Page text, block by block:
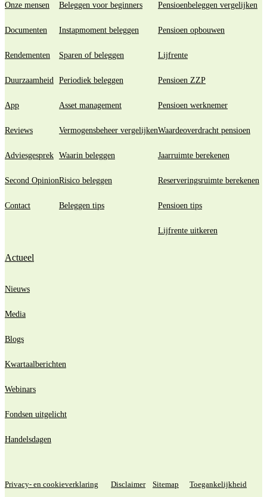
Onze mensen
Documenten
Rendementen
Duurzaamheid
App
Reviews
Adviesgesprek
Second Opinion
Contact
Beleggen voor beginners
Instapmoment beleggen
Sparen of beleggen
Periodiek beleggen
Asset management
Vermogensbeheer vergelijken
Waarin beleggen
Risico beleggen
Beleggen tips
Pensioenbeleggen vergelijken
Pensioen opbouwen
Lijfrente
Pensioen ZZP
Pensioen werknemer
Waardeoverdracht pensioen
Jaarruimte berekenen
Reserveringsruimte berekenen
Pensioen tips
Lijfrente uitkeren
Actueel
Nieuws
Media
Blogs
Kwartaalberichten
Webinars
Fondsen uitgelicht
Handelsdagen
Privacy- en cookieverklaring Disclaimer Sitemap Toegankelijkheid